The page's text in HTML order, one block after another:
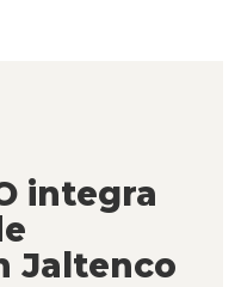
integra
Jaltenco